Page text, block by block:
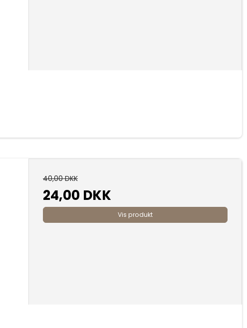
40,00 DKK
24,00 DKK
Vis produkt